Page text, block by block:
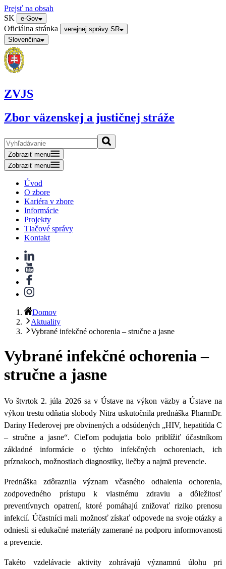
Prejsť na obsah
SK
e-Gov
Oficiálna stránka
verejnej správy SR
Slovenčina
ZVJS
Zbor väzenskej a justičnej stráže
Zobraziť menu
Zobraziť menu
Úvod
O zbore
Kariéra v zbore
Informácie
Projekty
Tlačové správy
Kontakt
Domov
Aktuality
Vybrané infekčné ochorenia – stručne a jasne
Vybrané infekčné ochorenia –
stručne a jasne
Vo štvrtok 2. júla 2026 sa v Ústave na výkon väzby a Ústave na
výkon trestu odňatia slobody Nitra uskutočnila prednáška PharmDr.
Dariny Hederovej pre obvinených a odsúdených „HIV, hepatitída C
– stručne a jasne“. Cieľom podujatia bolo priblížiť účastníkom
základné informácie o týchto infekčných ochoreniach, ich
príznakoch, možnostiach diagnostiky, liečby a najmä prevencie.
Prednáška zdôraznila význam včasného odhalenia ochorenia,
zodpovedného prístupu k vlastnému zdraviu a dôležitosť
preventívnych opatrení, ktoré pomáhajú znižovať riziko prenosu
infekcií. Účastníci mali možnosť získať odpovede na svoje otázky a
odniesli si edukačné materiály zamerané na podporu informovanosti
a prevencie.
Takéto vzdelávacie aktivity zohrávajú významnú úlohu pri